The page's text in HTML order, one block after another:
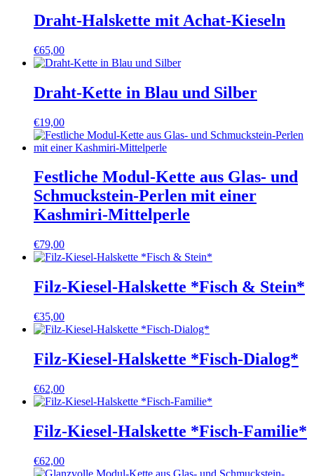
Draht-Halskette mit Achat-Kieseln
€65,00
Draht-Kette in Blau und Silber
€19,00
Festliche Modul-Kette aus Glas- und
Schmuckstein-Perlen mit einer
Kashmiri-Mittelperle
€79,00
Filz-Kiesel-Halskette *Fisch & Stein*
€35,00
Filz-Kiesel-Halskette *Fisch-Dialog*
€62,00
Filz-Kiesel-Halskette *Fisch-Familie*
€62,00